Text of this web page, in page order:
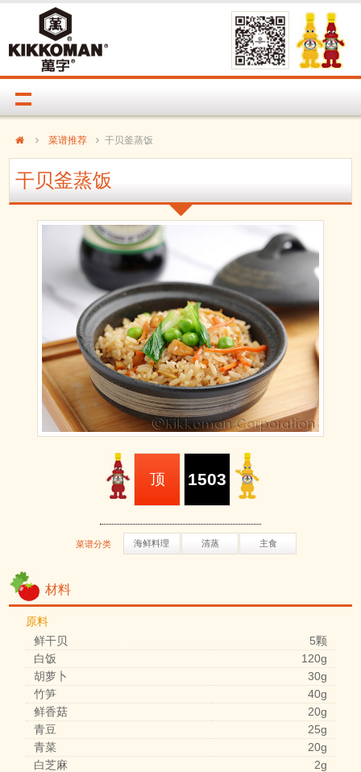
菜谱推荐 干贝釜蒸饭
干贝釜蒸饭
1503
顶
菜谱分类 海鲜料理 清蒸 主食
材料
原料
鲜干贝
5颗
白饭
120g
胡萝卜
30g
竹笋
40g
鲜香菇
20g
青豆
25g
青菜
20g
白芝麻
2g